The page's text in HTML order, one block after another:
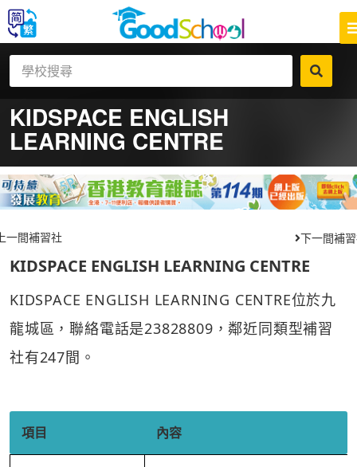
KIDSPACE ENGLISH
LEARNING CENTRE
一間補習社 下一間補
KIDSPACE ENGLISH LEARNING CENTRE
KIDSPACE ENGLISH LEARNING CENTRE位於九
龍城區，聯絡電話是23828809，鄰近同類型補習
社有247間。
項目 內容